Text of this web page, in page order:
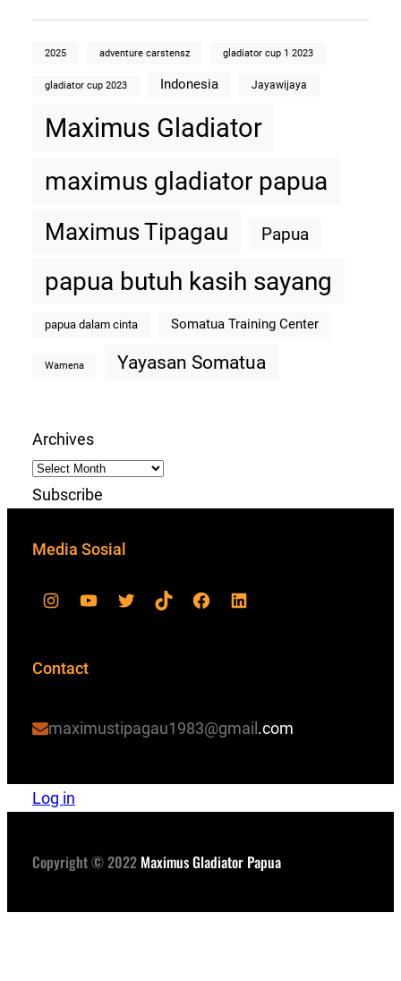
2025 adventure carstensz gladiator cup 1 2023
gladiator cup 2023 Indonesia Jayawijaya
Maximus Gladiator
maximus gladiator papua
Maximus Tipagau Papua
papua butuh kasih sayang
papua dalam cinta Somatua Training Center
Wamena Yayasan Somatua
Archives
Subscribe
Media Sosial
Contact
maximustipagau1983@gmail.com
Log in
Copyright © 2022 Maximus Gladiator Papua